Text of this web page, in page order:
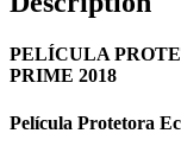
PELÍCULA
PRIME 2018
Película Protetora